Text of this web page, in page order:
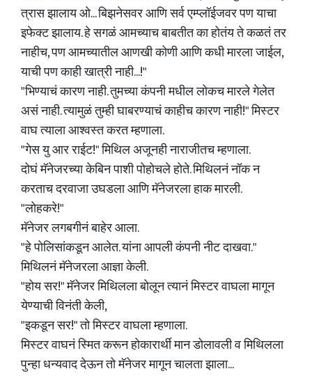
त्रास झालाय ओ... बिझनेसवर आणि सर्व एम्प्लॉईजवर पण याचा
इफेक्ट झालाय. हे सगळं आमच्याच बाबतीत का होतंय ते कळतं तर
नाहीच, पण आमच्यातील आणखी कोणी आणि कधी मारला जाईल,
याची पण काही खात्री नाही...!"
"भिण्याचं कारण नाही. तुमच्या कंपनी मधील लोकच मारले गेलेत
असं नाही. त्यामुळं तुम्ही घाबरण्याचं काहीच कारण नाही!" मिस्टर
वाघ त्याला आश्वस्त करत म्हणाला.
"गेस यु आर राईट!" मिथिल अजूनही नाराजीतच म्हणाला.
दोघं मॅनेजरच्या केबिन पाशी पोहोचले होते. मिथिलनं नॉक न
करताच दरवाजा उघडला आणि मॅनेजरला हाक मारली.
"लोहकरे!"
मॅनेजर लगबगीनं बाहेर आला.
"हे पोलिसांकडून आलेत. यांना आपली कंपनी नीट दाखवा."
मिथिलनं मॅनेजरला आज्ञा केली.
"होय सर!" मॅनेजर मिथिलला बोलून त्यानं मिस्टर वाघला मागून
येण्याची विनंती केली,
"इकडून सर!" तो मिस्टर वाघला म्हणाला.
मिस्टर वाघनं स्मित करून होकारार्थी मान डोलावली व मिथिलला
पुन्हा धन्यवाद देऊन तो मॅनेजर मागून चालता झाला...